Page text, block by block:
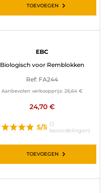
TOEVOEGEN
EBC
Biologisch voor Remblokken
Ref: FA244
Aanbevolen verkoopprijs: 26,64 €
24,70 €
5/5 (2
beoordelingen)
TOEVOEGEN